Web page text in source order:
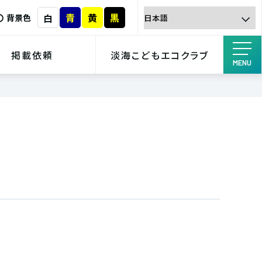
背景色 白 青 黄 黒
掲載依頼 淡海こどもエコクラブ
MENU